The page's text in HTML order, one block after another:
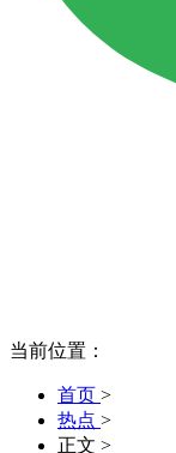
当前位置：
首页 >
热点 >
正文 >